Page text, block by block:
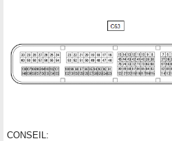
CONSEIL: